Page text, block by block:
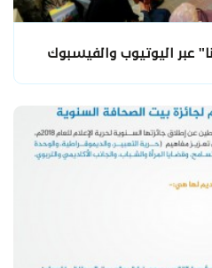
عبر اليوتيوب والفيسبوك